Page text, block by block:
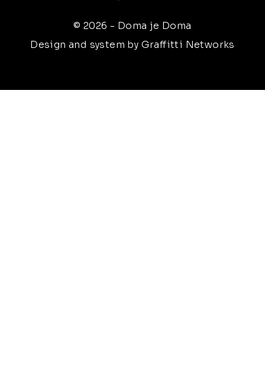
© 2026 - Doma je Doma
Design and system by Graffitti Networks